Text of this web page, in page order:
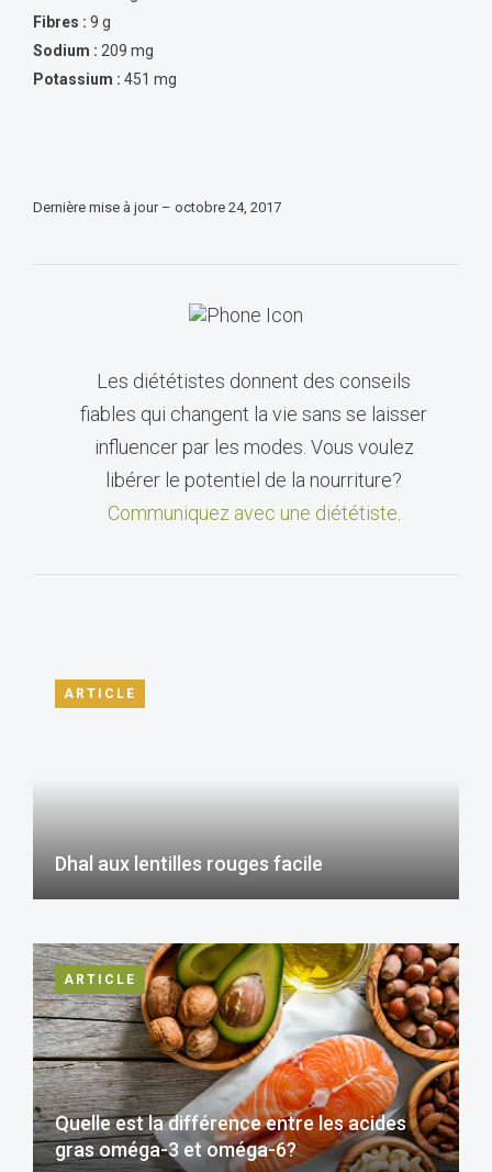
Fibres : 9 g
Sodium : 209 mg
Potassium : 451 mg
Dernière mise à jour – octobre 24, 2017
Les diététistes donnent des conseils
fiables qui changent la vie sans se laisser
influencer par les modes. Vous voulez
libérer le potentiel de la nourriture?
Communiquez avec une diététiste.
ARTICLE
Dhal aux lentilles rouges facile
ARTICLE
Quelle est la différence entre les acides
gras oméga-3 et oméga-6?